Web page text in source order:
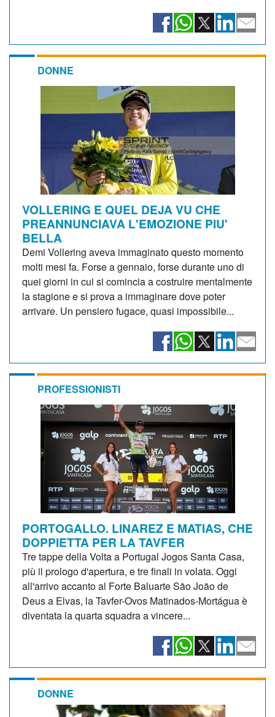
DONNE
VOLLERING E QUEL DEJA VU CHE
PREANNUNCIAVA L'EMOZIONE PIU'
BELLA
Demi Vollering aveva immaginato questo momento
molti mesi fa. Forse a gennaio, forse durante uno di
quei giorni in cui si comincia a costruire mentalmente
la stagione e si prova a immaginare dove poter
arrivare. Un pensiero fugace, quasi impossibile...
PROFESSIONISTI
PORTOGALLO. LINAREZ E MATIAS, CHE
DOPPIETTA PER LA TAVFER
Tre tappe della Volta a Portugal Jogos Santa Casa,
più il prologo d'apertura, e tre finali in volata. Oggi
all'arrivo accanto al Forte Baluarte São João de
Deus a Elvas, la Tavfer-Ovos Matinados-Mortágua è
diventata la quarta squadra a vincere...
DONNE